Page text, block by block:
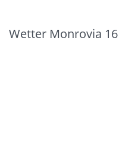
Wetter Monrovia